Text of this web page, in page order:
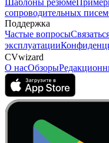
сопроводительных писем
Поддержка
Частые вопросы
эксплуатации
CVwizard
О насОбзоры